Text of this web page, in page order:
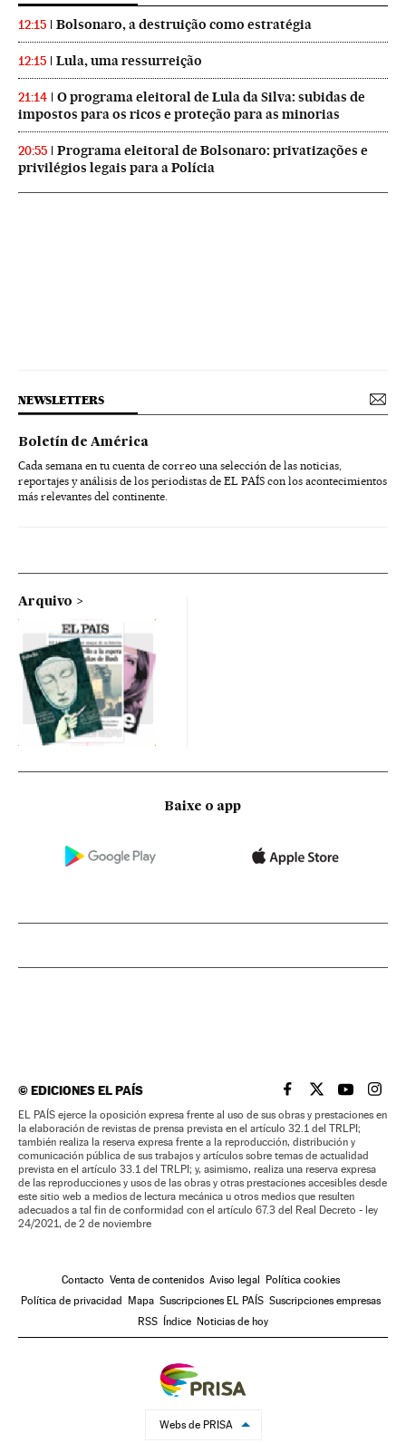
12:15 Bolsonaro, a destruição como estratégia
12:15 Lula, uma ressurreição
21:14
O programa eleitoral de Lula da Silva: subidas de
impostos para os ricos e proteção para as minorias
20:55
Programa eleitoral de Bolsonaro: privatizações e
privilégios legais para a Polícia
NEWSLETTERS
Boletín de América
Cada semana en tu cuenta de correo una selección de las noticias,
reportajes y análisis de los periodistas de EL PAÍS con los acontecimientos
más relevantes del continente.
Arquivo
Baixe o app
©EDICIONES EL PAÍS EL PAÍS BRASIL EN
EL PAÍSEL PAÍS
EL
EL PAÍS ejerce la oposición expresa frente al uso de sus obras y prestaciones en
la elaboración de revistas de prensa prevista en el artículo 32.1 del TRLPI;
también realiza la reserva expresa frente a la reproducción, distribución y
comunicación pública de sus trabajos y artículos sobre temas de actualidad
prevista en el artículo 33.1 del TRLPI; y, asimismo, realiza una reserva expresa
de las reproducciones y usos de las obras y otras prestaciones accesibles desde
este sitio web a medios de lectura mecánica u otros medios que resulten
adecuados a tal fin de conformidad con el artículo 67.3 del Real Decreto - ley
24/2021, de 2 de noviembre
Contacto Venta de contenidos Aviso legal
Política cookies
Política de privacidad
Mapa Suscripciones EL PAÍS Suscripciones empresas
RSS
Índice Noticias de hoy
Webs de PRISA